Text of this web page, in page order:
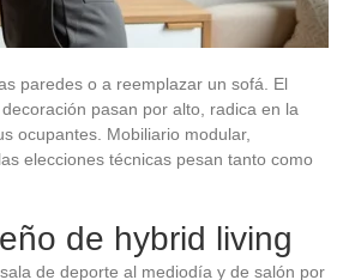
paredes o a reemplazar un sofá. El
pasan por alto, radica en la
ocupantes. Mobiliario modular,
elecciones técnicas pesan tanto como
de hybrid living
de deporte al mediodía y de salón por